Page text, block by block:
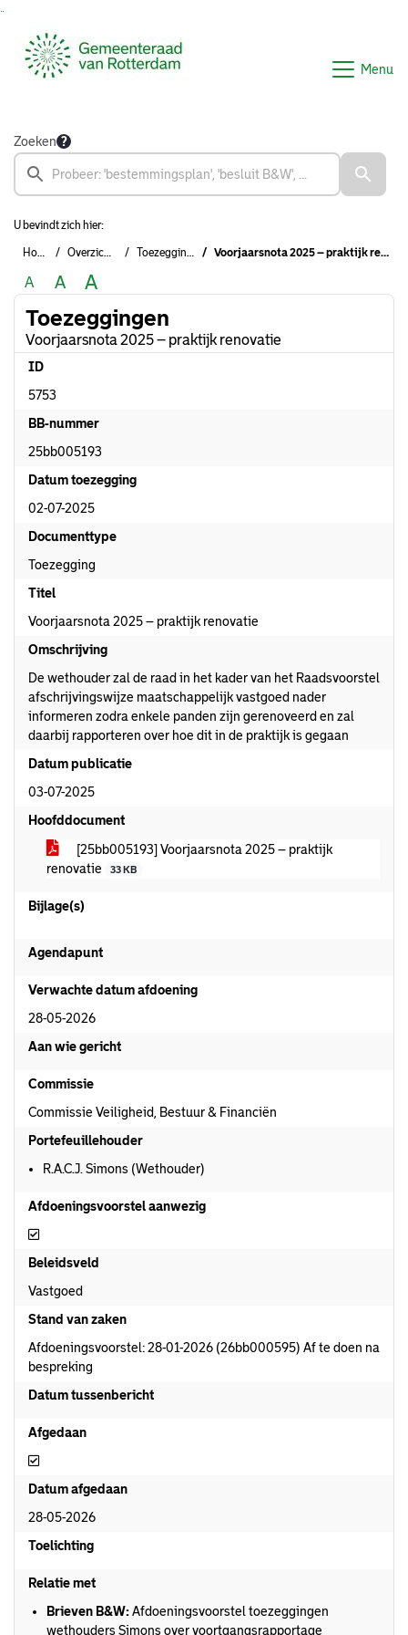
Menu
Zoeken
U bevindt zich hier:
Home Overzichten Toezeggingen Voorjaarsnota 2025 – praktijk renovatie
A A A
Toezeggingen
Voorjaarsnota 2025 – praktijk renovatie
ID
5753
BB-nummer
25bb005193
Datum toezegging
02-07-2025
Documenttype
Toezegging
Titel
Voorjaarsnota 2025 – praktijk renovatie
Omschrijving
De wethouder zal de raad in het kader van het Raadsvoorstel
afschrijvingswijze maatschappelijk vastgoed nader
informeren zodra enkele panden zijn gerenoveerd en zal
daarbij rapporteren over hoe dit in de praktijk is gegaan
Datum publicatie
03-07-2025
Hoofddocument
[25bb005193] Voorjaarsnota 2025 – praktijk
renovatie
33 KB
Bijlage(s)
Agendapunt
Verwachte datum afdoening
28-05-2026
Aan wie gericht
Commissie
Commissie Veiligheid, Bestuur & Financiën
Portefeuillehouder
R.A.C.J. Simons (Wethouder)
Afdoeningsvoorstel aanwezig
Afdoeningsvoorstel aanwezig
Beleidsveld
Vastgoed
Stand van zaken
Afdoeningsvoorstel: 28-01-2026 (26bb000595) Af te doen na
bespreking
Datum tussenbericht
Afgedaan
Afgedaan
Datum afgedaan
28-05-2026
Toelichting
Relatie met
Brieven B&W:Afdoeningsvoorstel toezeggingen
wethouders Simons over voortgangsrapportage